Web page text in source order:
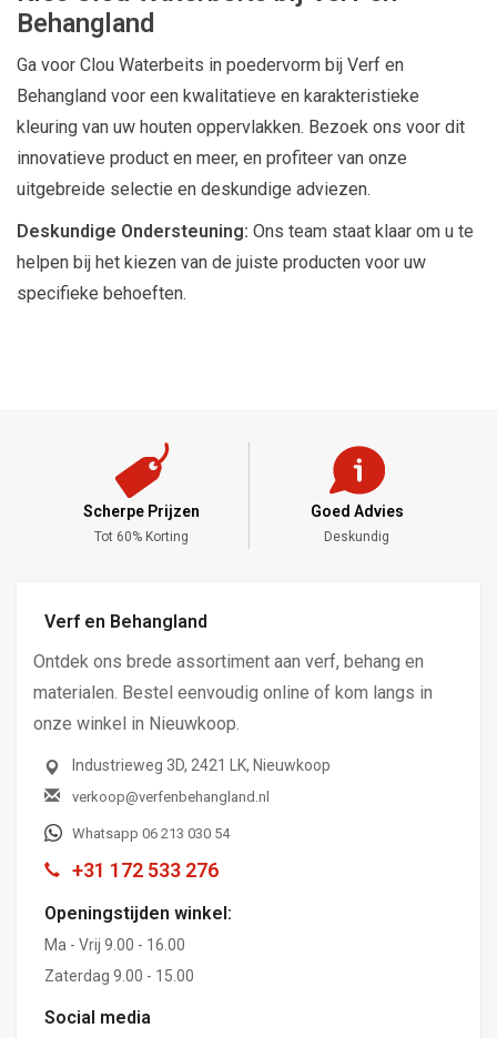
Behangland
Ga voor Clou Waterbeits in poedervorm bij Verf en
Behangland voor een kwalitatieve en karakteristieke
kleuring van uw houten oppervlakken. Bezoek ons voor dit
innovatieve product en meer, en profiteer van onze
uitgebreide selectie en deskundige adviezen.
Deskundige Ondersteuning: Ons team staat klaar om u te
helpen bij het kiezen van de juiste producten voor uw
specifieke behoeften.
Scherpe Prijzen
Tot 60% Korting
Goed Advies
Deskundig
Verf en Behangland
Ontdek ons brede assortiment aan verf, behang en
materialen. Bestel eenvoudig online of kom langs in
onze winkel in Nieuwkoop.
Industrieweg 3D, 2421 LK, Nieuwkoop
verkoop@verfenbehangland.nl
Whatsapp 06 213 030 54
+31 172 533 276
Openingstijden winkel:
Ma - Vrij 9.00 - 16.00
Zaterdag 9.00 - 15.00
Social media